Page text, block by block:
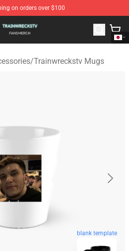
on orders over $100
- Official Trainwreckstv
/Trainwreckstv Mugs
blank template